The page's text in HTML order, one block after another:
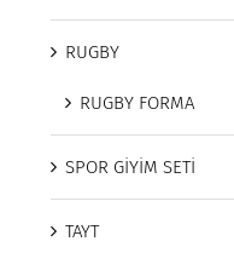
RUGBY
RUGBY FORMA
SPOR GİYİM SETİ
TAYT